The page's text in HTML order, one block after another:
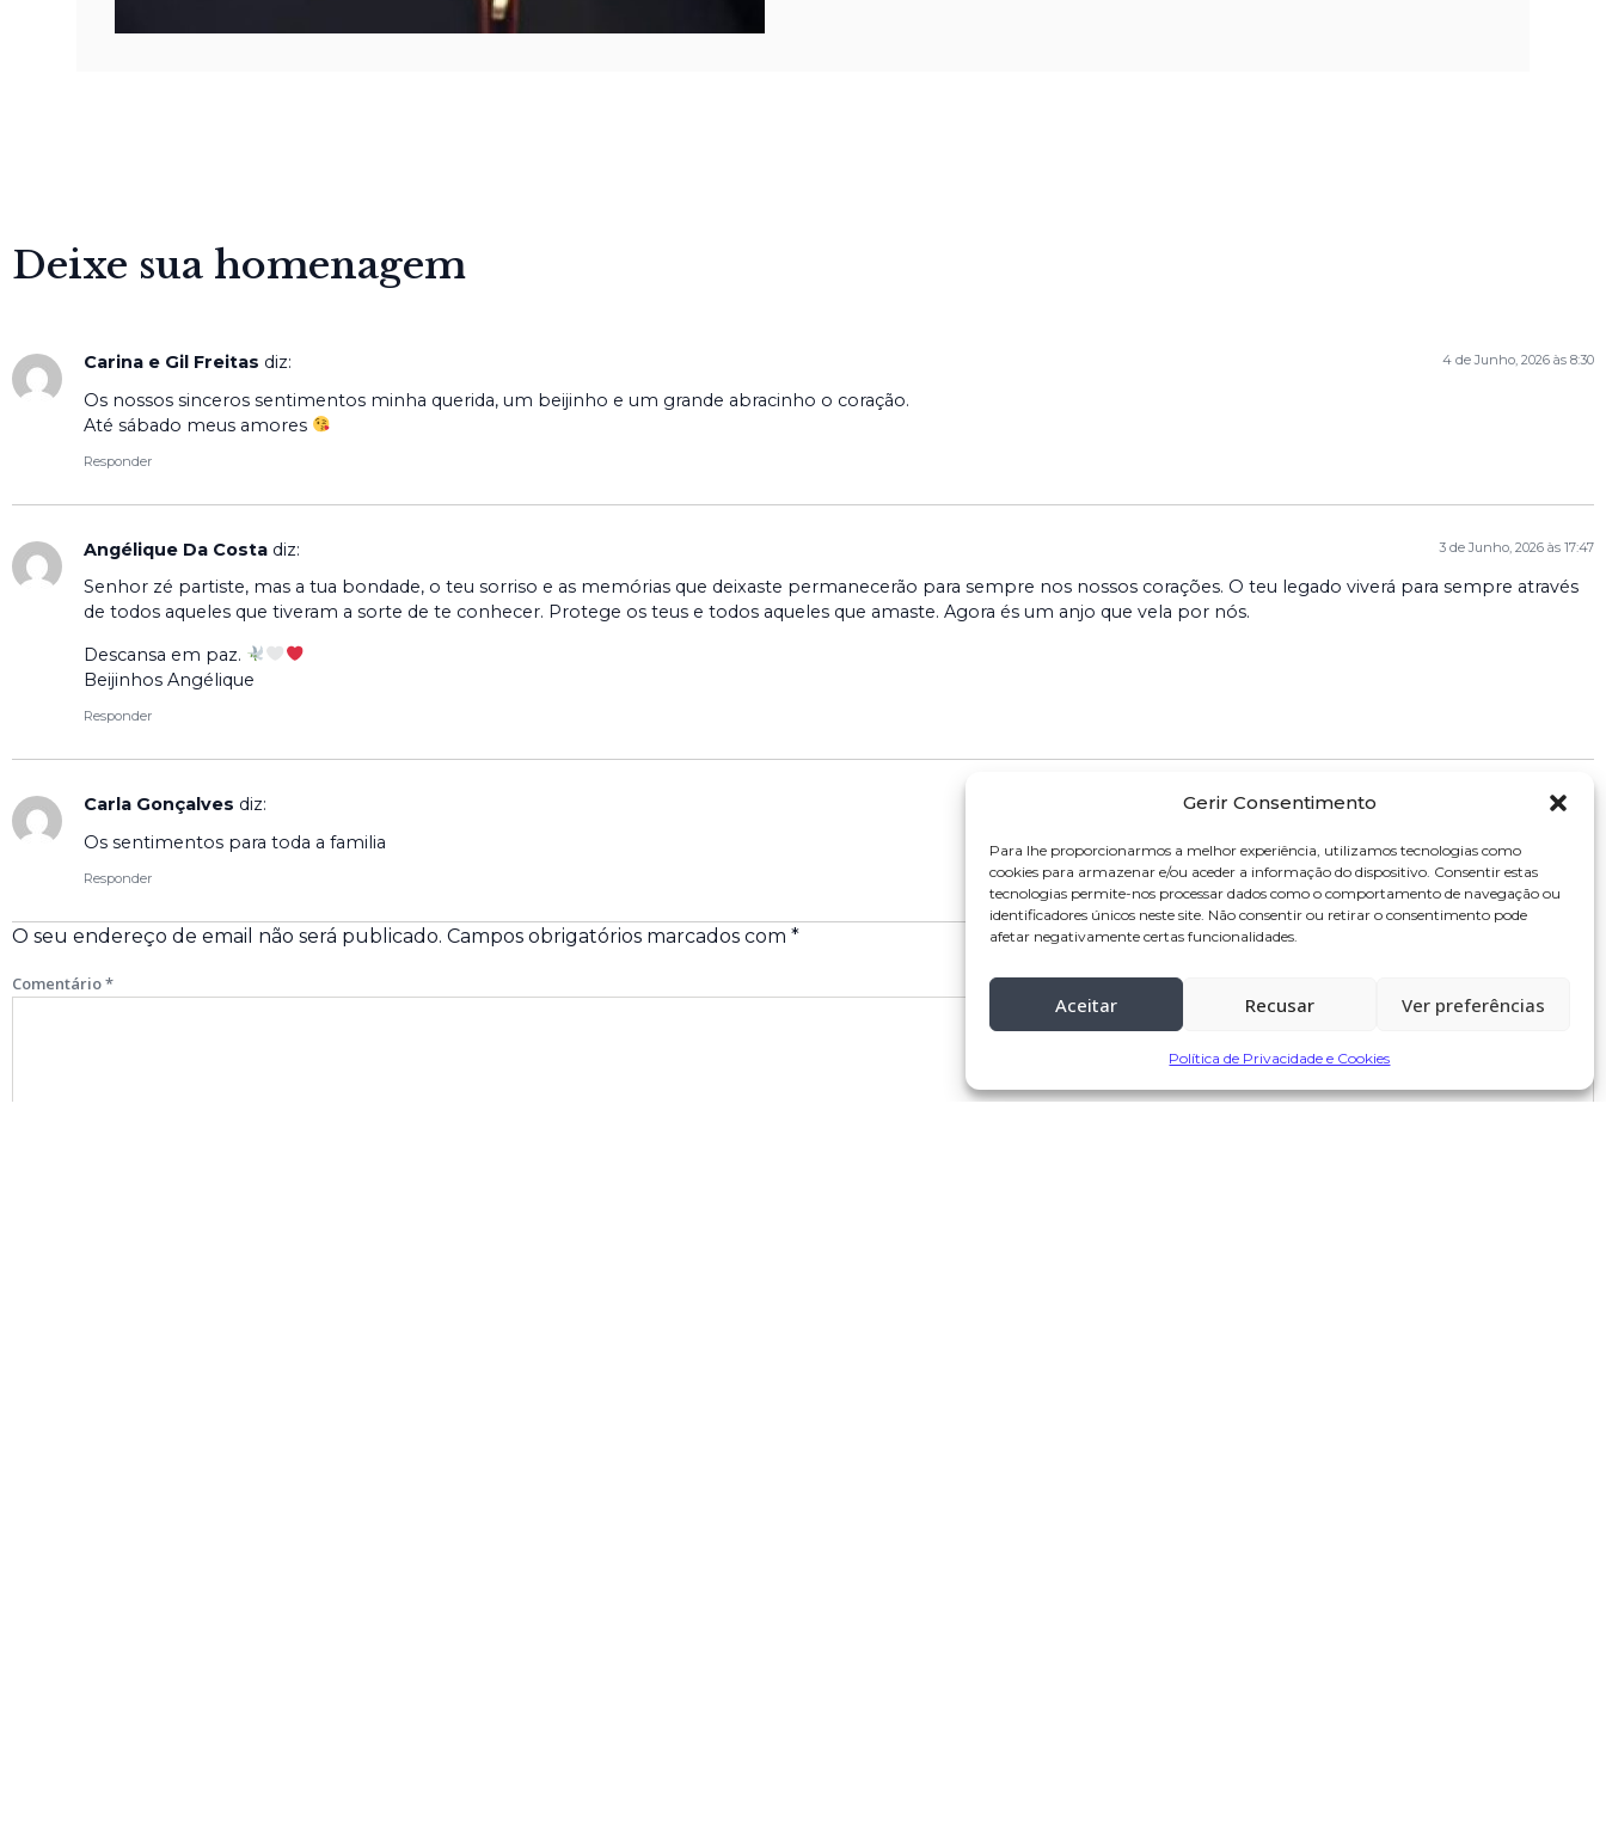
Gerir Consentimento
Para lhe proporcionarmos a melhor experiência, utilizamos tecnologias como
cookies para armazenar e/ou aceder a informação do dispositivo. Consentir estas
tecnologias permite-nos processar dados como o comportamento de navegação ou
identificadores únicos neste site. Não consentir ou retirar o consentimento pode
afetar negativamente certas funcionalidades.
Aceitar Recusar Ver preferências
Política de Privacidade e Cookies
Deixe sua homenagem
Carina e Gil Freitas diz: 4 de Junho, 2026 às 8:30
Os nossos sinceros sentimentos minha querida, um beijinho e um grande abracinho o coração.
Até sábado meus amores
Responder
Angélique Da Costa diz: 3 de Junho, 2026 às 17:47
Senhor zé partiste, mas a tua bondade, o teu sorriso e as memórias que deixaste permanecerão para sempre nos nossos corações. O teu legado viverá para sempre através
de todos aqueles que tiveram a sorte de te conhecer. Protege os teus e todos aqueles que amaste. Agora és um anjo que vela por nós.
Descansa em paz.
Beijinhos Angélique
Responder
Carla Gonçalves diz: 3 de Junho, 2026 às 15:57
Os sentimentos para toda a familia
Responder
O seu endereço de email não será publicado. Campos obrigatórios marcados com *
Comentário*